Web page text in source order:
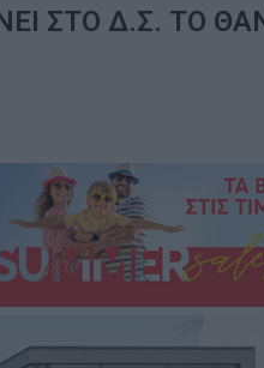
ΣΤΟ Δ.Σ. ΤΟ